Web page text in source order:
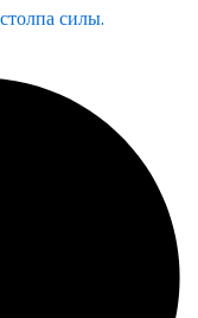
силы.